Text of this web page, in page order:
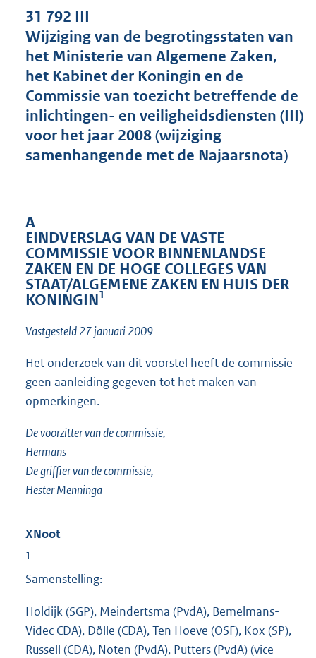
s
g
r
o
o
t
t
e
:
k
e
n
d
31 792 III
Wijziging van de begrotingsstaten van
het Ministerie van Algemene Zaken,
het Kabinet der Koningin en de
Commissie van toezicht betreffende de
inlichtingen- en veiligheidsdiensten (III)
voor het jaar 2008 (wijziging
samenhangende met de Najaarsnota)
A
EINDVERSLAG VAN DE VASTE
COMMISSIE VOOR BINNENLANDSE
ZAKEN EN DE HOGE COLLEGES VAN
STAAT/ALGEMENE ZAKEN EN HUIS DER
KONINGIN1
Vastgesteld 27 januari 2009
Het onderzoek van dit voorstel heeft de commissie
geen aanleiding gegeven tot het maken van
opmerkingen.
De voorzitter van de commissie,
Hermans
De griffier van de commissie,
Hester Menninga
XNoot
1
Samenstelling:
Holdijk (SGP), Meindertsma (PvdA), Bemelmans-
Videc CDA), Dölle (CDA), Ten Hoeve (OSF), Kox (SP),
Russell (CDA), Noten (PvdA), Putters (PvdA) (vice-